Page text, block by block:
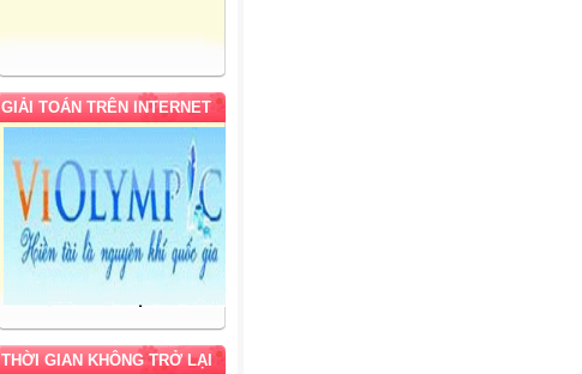
GIẢI TOÁN TRÊN INTERNET
THỜI GIAN KHÔNG TRỞ LẠI